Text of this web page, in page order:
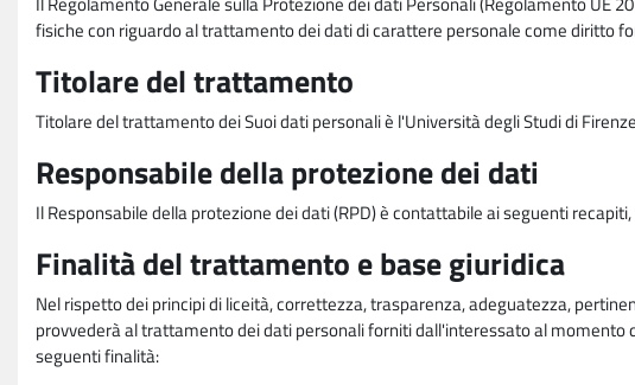
fisiche con riguardo al trattamento dei dati di carattere personale come diritto
Titolare del trattamento
Titolare del trattamento dei Suoi dati personali è l'Università degli Studi di
Responsabile della protezione dei dati
Il Responsabile della protezione dei dati (RPD) è contattabile ai seguenti
Finalità del trattamento e base giuridica
Nel rispetto dei principi di liceità, correttezza, trasparenza, adeguatezza,
provvederà al trattamento dei dati personali forniti dall'interessato al
seguenti finalità: